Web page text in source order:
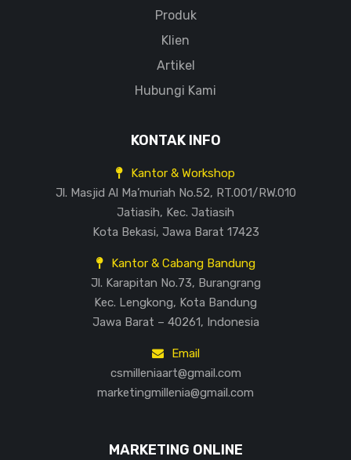
Produk
Klien
Artikel
Hubungi Kami
KONTAK INFO
Kantor & Workshop
Jl. Masjid Al Ma’muriah No.52, RT.001/RW.010
Jatiasih, Kec. Jatiasih
Kota Bekasi, Jawa Barat 17423
Kantor & Cabang Bandung
Jl. Karapitan No.73, Burangrang
Kec. Lengkong, Kota Bandung
Jawa Barat – 40261, Indonesia
Email
csmilleniaart@gmail.com
marketingmillenia@gmail.com
MARKETING ONLINE